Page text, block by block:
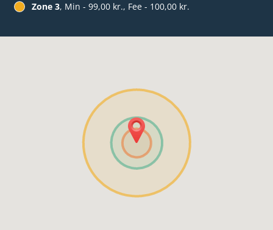
Zone 3, Min - 99,00 kr., Fee - 100,00 kr.